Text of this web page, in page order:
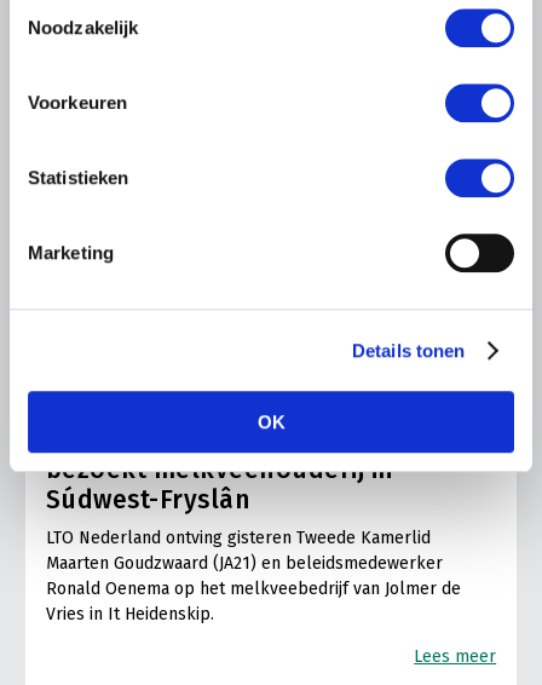
Noodzakelijk
Voorkeuren
Statistieken
Marketing
Details tonen
OK
Kamerlid Goudzwaard (JA21)
bezoekt melkveehouderij in
Súdwest-Fryslân
LTO Nederland ontving gisteren Tweede Kamerlid
Maarten Goudzwaard (JA21) en beleidsmedewerker
Ronald Oenema op het melkveebedrijf van Jolmer de
Vries in It Heidenskip.
Lees meer